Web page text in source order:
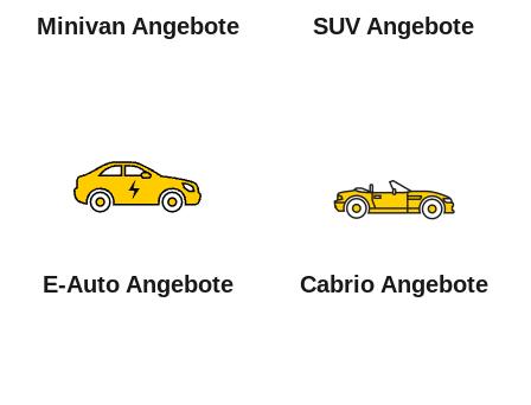
Minivan Angebote SUV Angebote
E-Auto Angebote Cabrio Angebote